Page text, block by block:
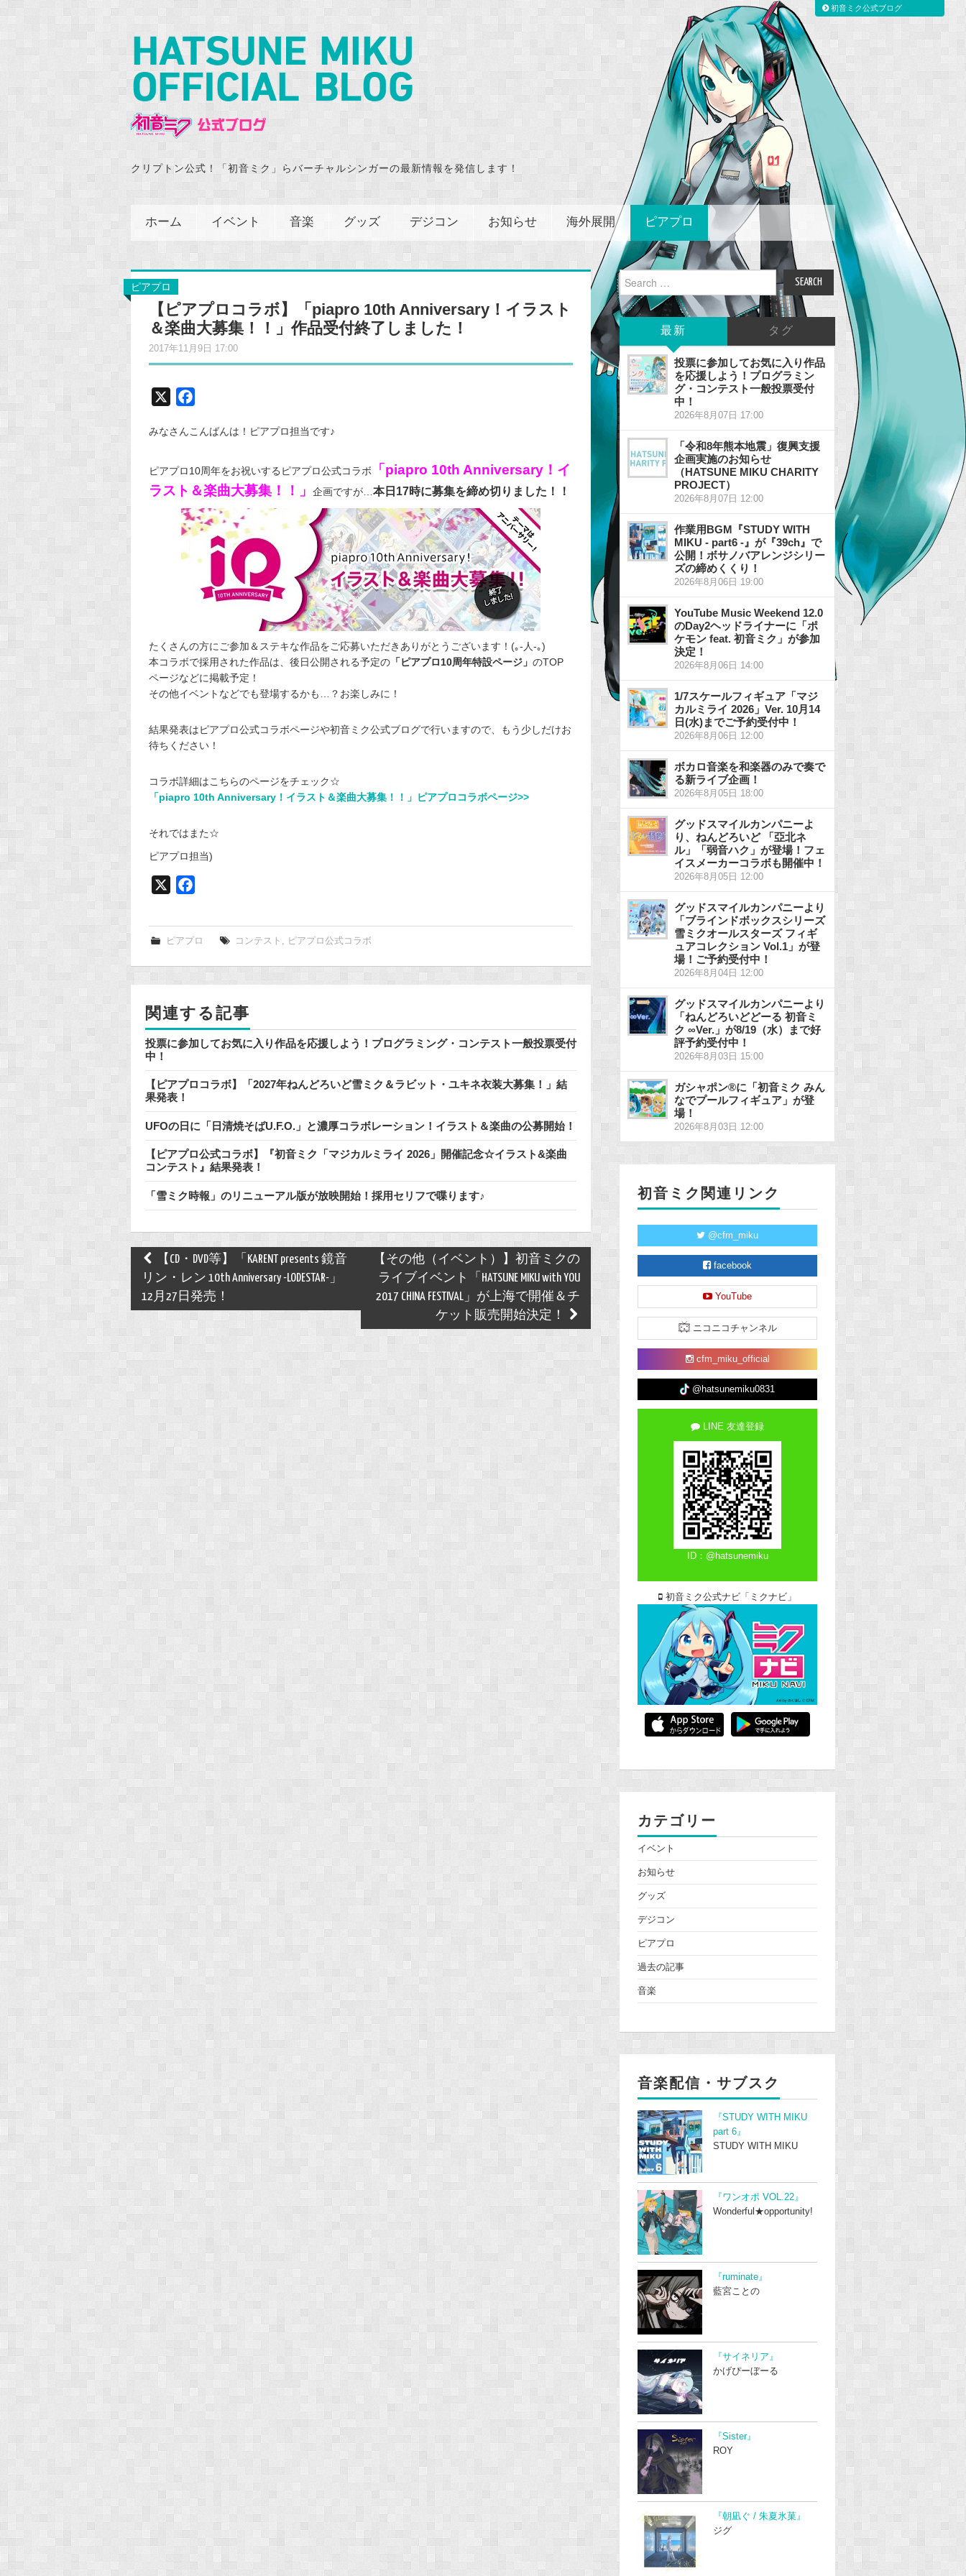
クリプトン公式！「初音ミク」らバーチャルシンガーの最新情報を発信します！
ホーム イベント 音楽 グッズ デジコン お知らせ 海外展開 ピアプロ
ピアプロ
【ピアプロコラボ】「piapro 10th Anniversary！イラスト
＆楽曲大募集！！」作品受付終了しました！
2017年11月9日 17:00
c
b
o
o
k
みなさんこんばんは！ピアプロ担当です♪
ピアプロ10周年をお祝いするピアプロ公式コラボ
「piapro 10th Anniversary！イ
ラスト＆楽曲大募集！！」
企画ですが… 本日17時に募集を締め切りました！！
たくさんの方にご参加＆ステキな作品をご応募いただきありがとうございます！(｡-人-｡)
本コラボで採用された作品は、後日公開される予定の 「ピアプロ10周年特設ページ」 のTOP
ページなどに掲載予定！
その他イベントなどでも登場するかも…？お楽しみに！
結果発表はピアプロ公式コラボページや初音ミク公式ブログで行いますので、もう少しだけお
待ちください！
コラボ詳細はこちらのページをチェック☆
「piapro 10th Anniversary！イラスト＆楽曲大募集！！」ピアプロコラボページ>>
それではまた☆
ピアプロ担当)
e
k
ピアプロ コンテスト ピアプロ公式コラボ
関連する記事
投票に参加してお気に入り作品を応援しよう！プログラミング・コンテスト一般投票受付
中！
【ピアプロコラボ】「2027年ねんどろいど雪ミク＆ラビット・ユキネ衣装大募集！」結
果発表！
UFOの日に「日清焼そばU.F.O.」と濃厚コラボレーション！イラスト＆楽曲の公募開始！
【ピアプロ公式コラボ】『初音ミク「マジカルミライ 2026」開催記念☆イラスト&楽曲
コンテスト』結果発表！
「雪ミク時報」のリニューアル版が放映開始！採用セリフで喋ります♪
Post
navigation
【CD・DVD等】「KARENT presents 鏡音
リン・レン 10th Anniversary -LODESTAR-」
12月27日発売！
【その他（イベント）】初音ミクの
ライブイベント「HATSUNE MIKU with YOU
2017 CHINA FESTIVAL」が上海で開催＆チ
ケット販売開始決定！
Search
for:
最新 タグ
投票に参加してお気に入り作品
を応援しよう！プログラミン
グ・コンテスト一般投票受付
中！
2026年8月07日 17:00
「令和8年熊本地震」復興支援
企画実施のお知らせ
（HATSUNE MIKU CHARITY
PROJECT）
2026年8月07日 12:00
作業用BGM『STUDY WITH
MIKU - part6 -』が『39ch』で
公開！ボサノバアレンジシリー
ズの締めくくり！
2026年8月06日 19:00
YouTube Music Weekend 12.0
のDay2ヘッドライナーに「ポ
ケモン feat. 初音ミク」が参加
決定！
2026年8月06日 14:00
1/7スケールフィギュア「マジ
カルミライ 2026」Ver. 10月14
日(水)までご予約受付中！
2026年8月06日 12:00
ボカロ音楽を和楽器のみで奏で
る新ライブ企画！
2026年8月05日 18:00
グッドスマイルカンパニーよ
り、ねんどろいど 「亞北ネ
ル」「弱音ハク」が登場！フェ
イスメーカーコラボも開催中！
2026年8月05日 12:00
グッドスマイルカンパニーより
「ブラインドボックスシリーズ
雪ミクオールスターズ フィギ
ュアコレクション Vol.1」が登
場！ご予約受付中！
2026年8月04日 12:00
グッドスマイルカンパニーより
「ねんどろいどどーる 初音ミ
ク ∞Ver.」が8/19（水）まで好
評予約受付中！
2026年8月03日 15:00
ガシャポン®に「初音ミク みん
なでプールフィギュア」が登
場！
2026年8月03日 12:00
初音ミク関連リンク
@cfm_miku
facebook
YouTube
ニコニコチャンネル
cfm_miku_official
@hatsunemiku0831
LINE 友達登録
ID：@hatsunemiku
初音ミク公式ナビ「ミクナビ」
カテゴリー
イベント
お知らせ
グッズ
デジコン
ピアプロ
過去の記事
音楽
音楽配信・サブスク
『STUDY WITH MIKU
part 6』
STUDY WITH MIKU
『ワンオポ VOL.22』
Wonderful★opportunity!
『ruminate』
藍宮ことの
『サイネリア』
かげぴーぼーる
『Sister』
ROY
『朝凪ぐ / 朱夏氷菓』
ジグ
初音ミク公式ブログ